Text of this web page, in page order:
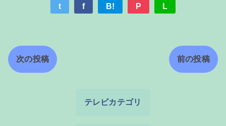
t f B! P L
次の投稿 前の投稿
テレビカテゴリ